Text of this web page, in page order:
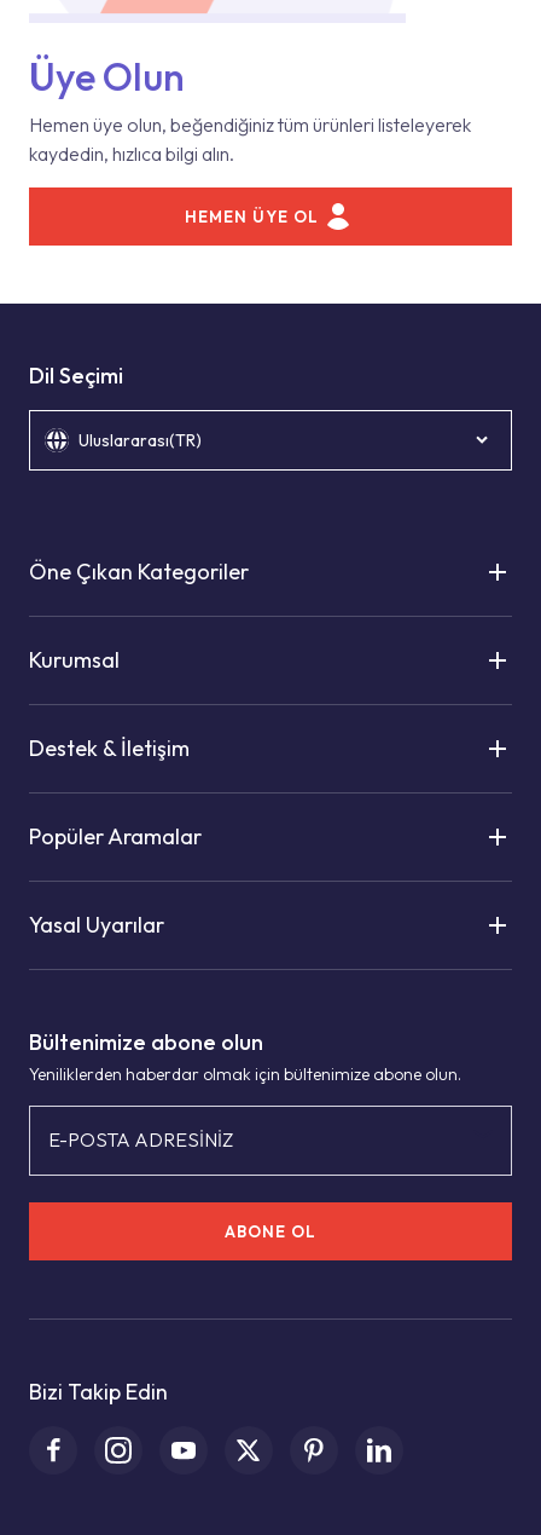
Üye Olun
Hemen üye olun, beğendiğiniz tüm ürünleri listeleyerek
kaydedin, hızlıca bilgi alın.
HEMEN ÜYE OL
Bültenimize abone olun
Yeniliklerden haberdar olmak için bültenimize abone olun.
E-POSTA ADRESİNİZ
ABONE OL
Bizi Takip Edin
Dil Seçimi
Uluslararası(TR)
Öne Çıkan Kategoriler
Kurumsal
Destek & İletişim
Popüler Aramalar
Yasal Uyarılar